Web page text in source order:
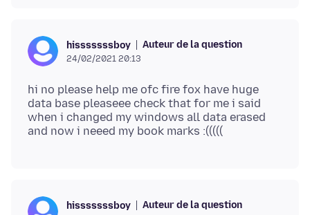
hisssssssboy Auteur de la question
24/02/2021 20:13
hi no please help me ofc fire fox have huge
data base pleaseee check that for me i said
when i changed my windows all data erased
hisssssssboy Auteur de la question